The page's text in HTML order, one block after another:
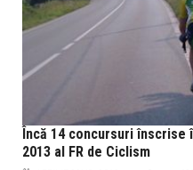
Încă 14 concursuri
2013 al FR de Ciclism